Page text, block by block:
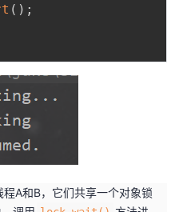
( ) ;
程A和B，它们共享一个对象锁